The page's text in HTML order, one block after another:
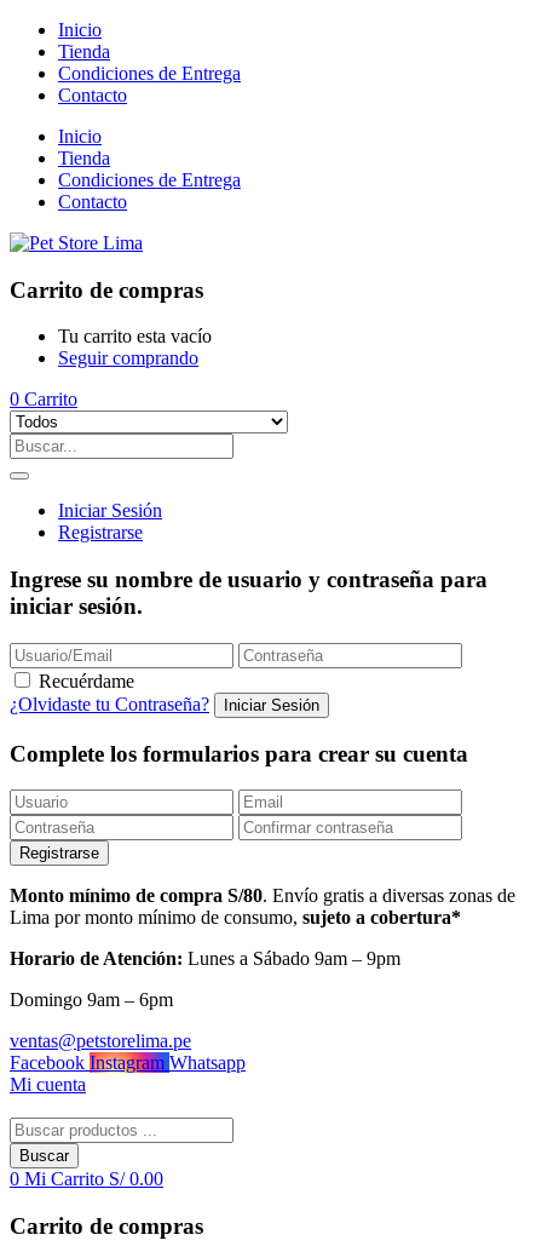
Inicio
Tienda
Condiciones de Entrega
Contacto
Inicio
Tienda
Condiciones de Entrega
Contacto
Carrito de compras
Tu carrito esta vacío
Seguir comprando
0 Carrito
Iniciar Sesión
Registrarse
Ingrese su nombre de usuario y contraseña para
iniciar sesión.
Recuérdame
¿Olvidaste tu Contraseña?
Complete los formularios para crear su cuenta
Monto mínimo de compra S/80. Envío gratis a diversas zonas de
Lima por monto mínimo de consumo, sujeto a cobertura*
Horario de Atención: Lunes a Sábado 9am – 9pm
Domingo 9am – 6pm
ventas@petstorelima.pe
Facebook Instagram Whatsapp
Mi cuenta
Buscar
0 Mi Carrito S/0.00
Carrito de compras